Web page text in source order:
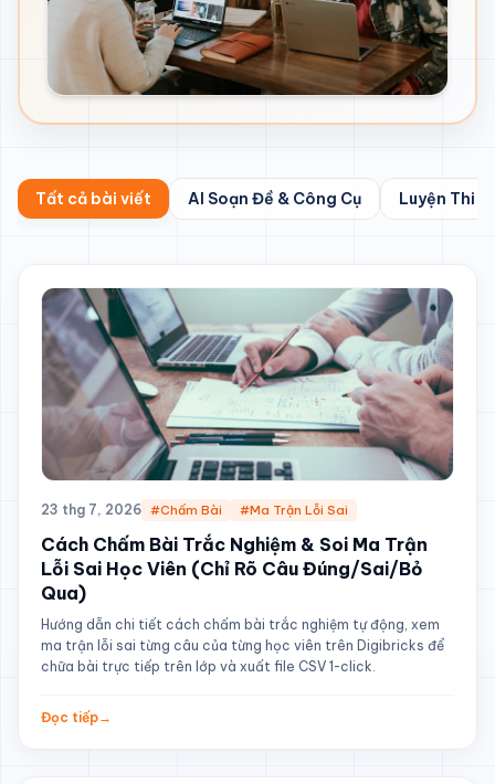
Tất cả bài viết AI Soạn Đề & Công Cụ Luyện Thi
23 thg 7, 2026 #Chấm Bài #Ma Trận Lỗi Sai
Cách Chấm Bài Trắc Nghiệm & Soi Ma Trận
Lỗi Sai Học Viên (Chỉ Rõ Câu Đúng/Sai/Bỏ
Qua)
Hướng dẫn chi tiết cách chấm bài trắc nghiệm tự động, xem
ma trận lỗi sai từng câu của từng học viên trên Digibricks để
chữa bài trực tiếp trên lớp và xuất file CSV 1-click.
Đọc tiếp→